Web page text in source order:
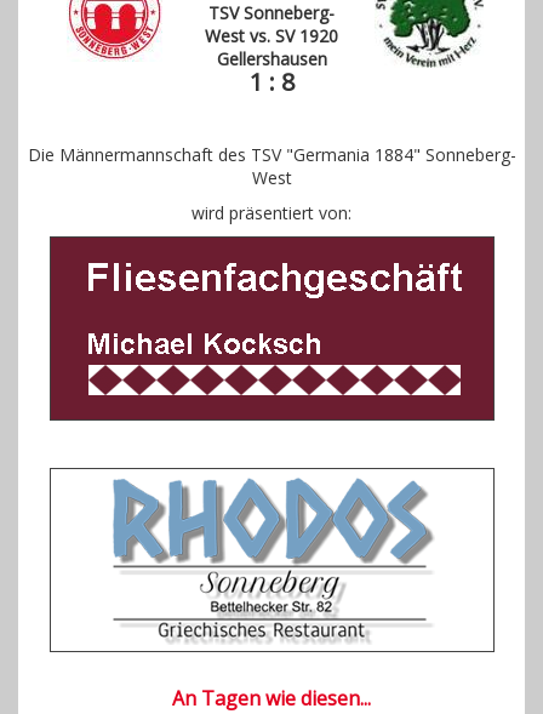
Links
Gästebuch
TSV Sonneberg-
West vs. SV 1920
Gellershausen
1 : 8
Die Männermannschaft des TSV "Germania 1884" Sonneberg-
West
wird präsentiert von:
An Tagen wie diesen...